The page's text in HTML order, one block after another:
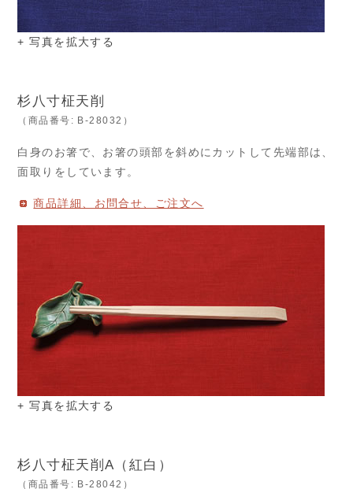
+ 写真を拡大する
杉八寸柾天削
（商品番号: B-28032）
白身のお箸で、お箸の頭部を斜めにカットして先端部は、
面取りをしています。
商品詳細、お問合せ、ご注文へ
+ 写真を拡大する
杉八寸柾天削A（紅白）
（商品番号: B-28042）